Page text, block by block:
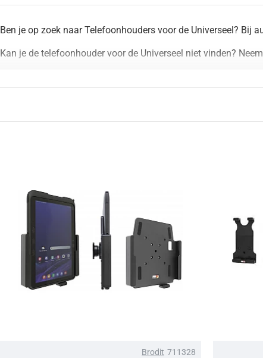
Ben je op zoek naar Telefoonhouders voor de Universeel? Bij
Kan je de telefoonhouder voor de Universeel niet vinden?
Brodit 711328